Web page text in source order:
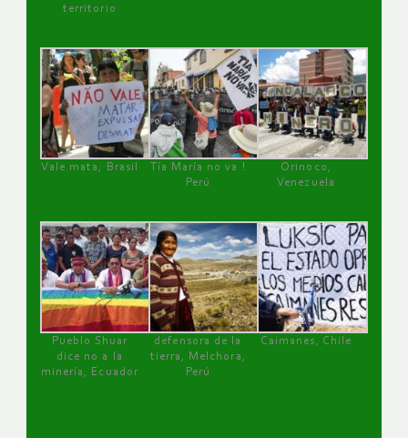
territorio
Vale mata, Brasil
Tía María no va !
Perú
Orinoco,
Venezuela
Pueblo Shuar
dice no a la
minería, Ecuador
defensora de la
tierra, Melchora,
Perú
Caimanes, Chile